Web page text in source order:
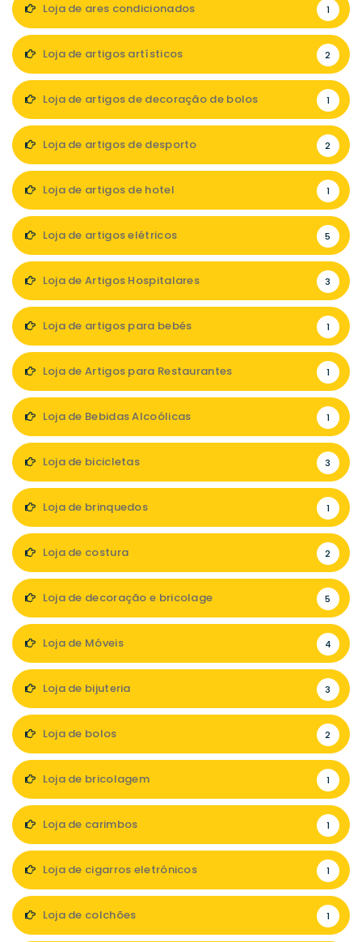
Loja de ares condicionados 1
Loja de artigos artísticos 2
Loja de artigos de decoração de bolos 1
Loja de artigos de desporto 2
Loja de artigos de hotel 1
Loja de artigos elétricos 5
Loja de Artigos Hospitalares 3
Loja de artigos para bebés 1
Loja de Artigos para Restaurantes 1
Loja de Bebidas Alcoólicas 1
Loja de bicicletas 3
Loja de brinquedos 1
Loja de costura 2
Loja de decoração e bricolage 5
Loja de Móveis 4
Loja de bijuteria 3
Loja de bolos 2
Loja de bricolagem 1
Loja de carimbos 1
Loja de cigarros eletrónicos 1
Loja de colchões 1